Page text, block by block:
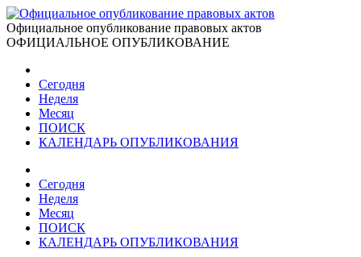
Официальное опубликование правовых актов
ОФИЦИАЛЬНОЕ ОПУБЛИКОВАНИЕ
Сегодня
Неделя
Месяц
ПОИСК
КАЛЕНДАРЬ ОПУБЛИКОВАНИЯ
Сегодня
Неделя
Месяц
ПОИСК
КАЛЕНДАРЬ ОПУБЛИКОВАНИЯ